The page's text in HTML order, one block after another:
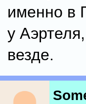
именно в
у
везде.